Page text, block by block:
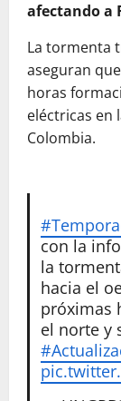
afectando a
La tormenta
aseguran
horas
eléctricas en
Colombia.
con la
la
hacia el
próximas
el norte y